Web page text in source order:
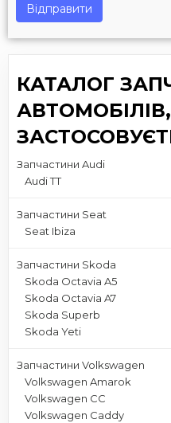
Відправити
КАТАЛОГ
Запчастини Audi
Audi TT
Запчастини Seat
Seat Ibiza
Запчастини Skoda
Skoda Octavia A5
Skoda Octavia A7
Skoda Superb
Skoda Yeti
Запчастини Volkswagen
Volkswagen Amarok
Volkswagen CC
Volkswagen Caddy